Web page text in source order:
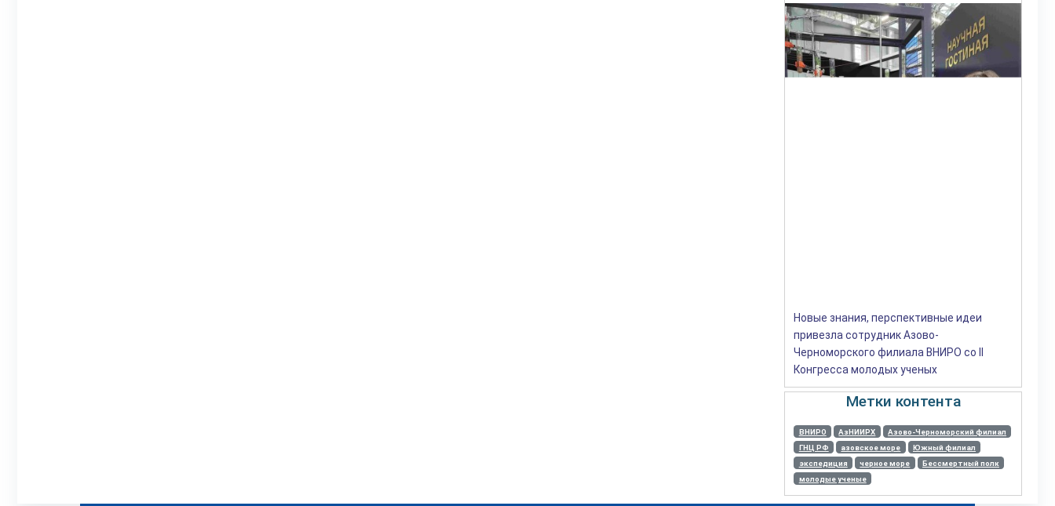
Новые знания, перспективные идеи
привезла сотрудник Азово-
Черноморского филиала ВНИРО со II
Конгресса молодых ученых
Метки контента
ВНИРО АзНИИРХ
Азово-Черноморский филиал
ГНЦ РФ
азовское море
Южный филиал
экспедиция
черное море
Бессмертный полк
молодые ученые